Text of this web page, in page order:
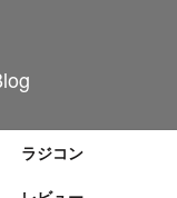
ラジコン